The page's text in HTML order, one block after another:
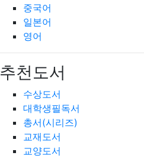
중국어
일본어
영어
추천도서
수상도서
대학생필독서
총서(시리즈)
교재도서
교양도서